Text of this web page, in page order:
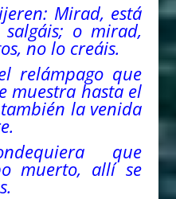
Mirad, está
o mirad,
no lo creáis.
relámpago que
muestra hasta el
la venida
que
muerto, allí se